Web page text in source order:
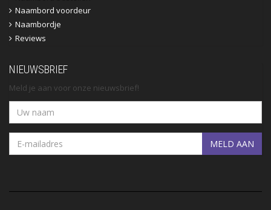
Naambord voordeur
Naambordje
Reviews
NIEUWSBRIEF
Meld je aan voor onze nieuwsbrief!
MELD AAN